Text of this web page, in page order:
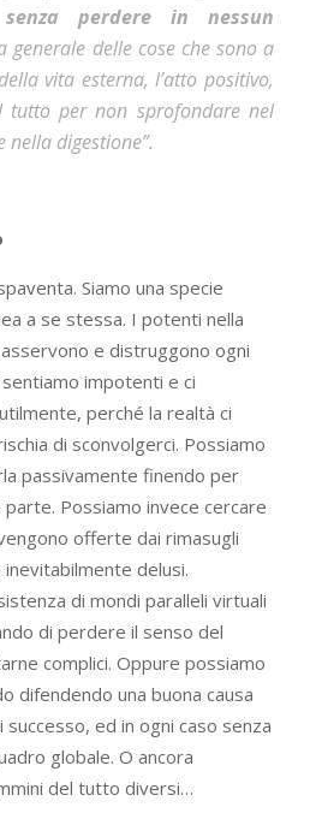
perdere in nessun
generale delle cose che sono a
vita esterna, l’atto positivo,
tutto per non sprofondare nel
digestione”.
Siamo una specie
a se stessa. I potenti nella
e distruggono ogni
impotenti e ci
perché la realtà ci
di sconvolgerci. Possiamo
passivamente finendo per
Possiamo invece cercare
offerte dai rimasugli
delusi.
di mondi paralleli virtuali
di perdere il senso del
complici. Oppure possiamo
difendendo una buona causa
ed in ogni caso senza
globale. O ancora
del tutto diversi…